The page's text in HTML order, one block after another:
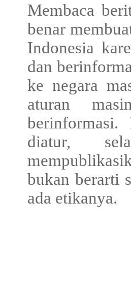
Membaca
benar
Indonesia
dan
ke negara
aturan
berinformasi.
diatur,
bukan berarti
ada etikanya.